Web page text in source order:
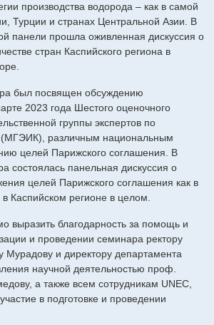
производства водорода – как в самой
Турции и странах Центральной Азии. В
панели прошла оживленная дискуссия о
стран Каспийского региона в
был посвящен обсуждению
2023 года Шестого оценочного
группы экспертов по
различным национальным
целей Парижского соглашения. В
состоялась панельная дискуссия о
целей Парижского соглашения как в
Каспийском регионе в целом.
выразить благодарность за помощь и
и проведении семинара ректору
Мурадову и директору департамента
научной деятельностью проф.
а также всем сотрудникам UNEC,
в подготовке и проведении